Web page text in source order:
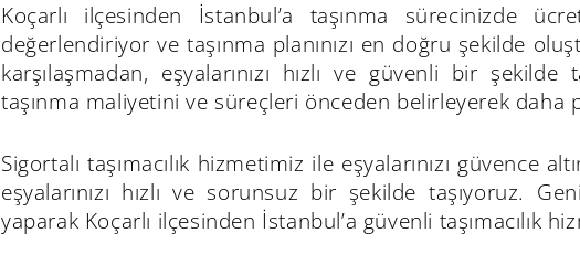
Koçarlı ilçesinden İstanbul’a taşınma sürecinizde
değerlendiriyor ve taşınma planınızı en doğru şekilde
karşılaşmadan, eşyalarınızı hızlı ve güvenli bir
taşınma maliyetini ve süreçleri önceden belirleyerek daha
Sigortalı taşımacılık hizmetimiz ile eşyalarınızı güvence
eşyalarınızı hızlı ve sorunsuz bir şekilde taşıyoruz.
yaparak Koçarlı ilçesinden İstanbul’a güvenli taşımacılık